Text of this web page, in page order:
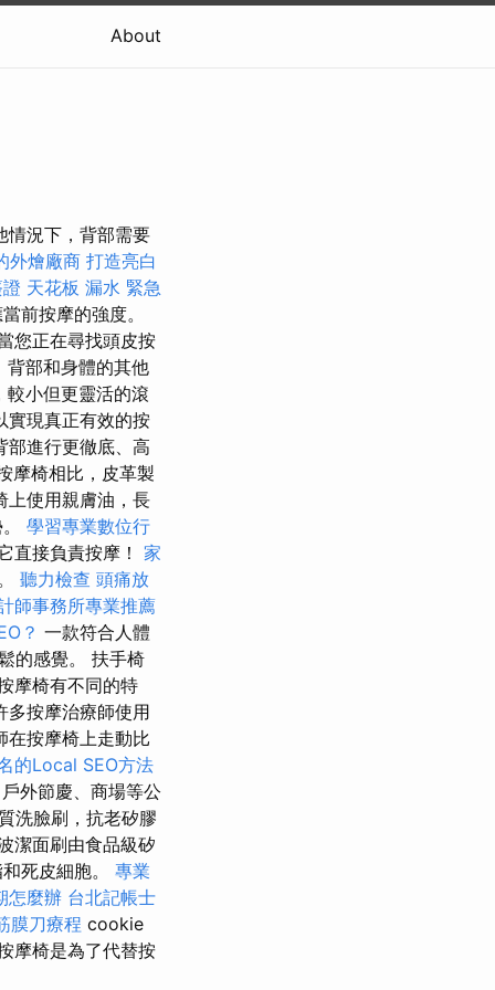
About
情況下，背部需要
外燴廠商 打造亮白
天花板 漏水 緊急
前按摩的強度。
您正在尋找頭皮按
背部和身體的其他
較小但更靈活的滾
實現真正有效的按
部進行更徹底、高
摩椅相比，皮革製
上使用親膚油，長
學習專業數位行
直接負責按摩！ 家
聽力檢查 頭痛放
師事務所專業推薦
？ 一款符合人體
的感覺。 扶手椅
摩椅有不同的特
多按摩治療師使用
在按摩椅上走動比
的Local SEO方法
外節慶、商場等公
洗臉刷，抗老矽膠
潔面刷由食品級矽
死皮細胞。 專業
怎麼辦 台北記帳士
膜刀療程 cookie
摩椅是為了代替按